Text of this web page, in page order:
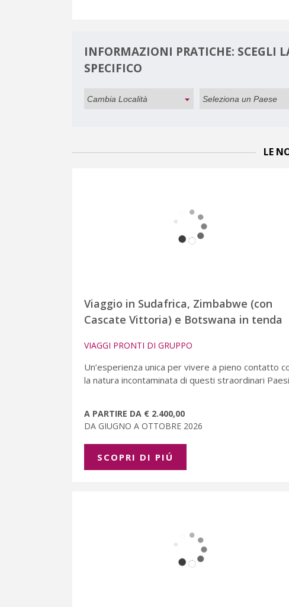
INFORMAZIONI PRATICHE: SCEGLI
SPECIFICO
LE
Viaggio in Sudafrica, Zimbabwe (con
Cascate Vittoria) e Botswana in tenda
VIAGGI PRONTI DI GRUPPO
Un’esperienza unica per vivere a pieno contatto
la natura incontaminata di questi straordinari
A PARTIRE DA € 2.400,00
DA GIUGNO A OTTOBRE 2026
SCOPRI DI PIÚ